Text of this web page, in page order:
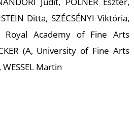
Ditta, SZÉCSÉNYI Viktória,
Royal Academy of Fine Arts
(A, University of Fine Arts
Martin